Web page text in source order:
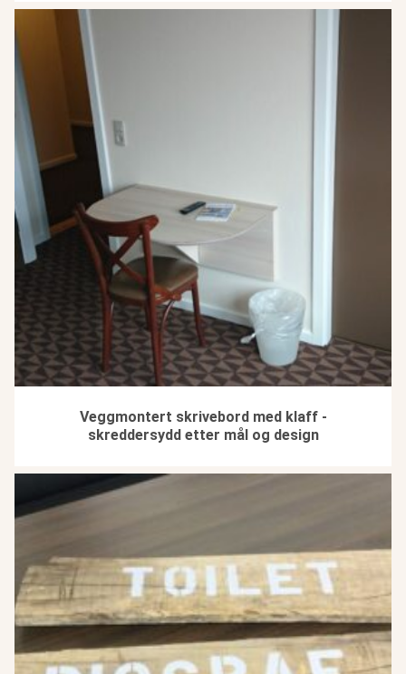
Veggmontert skrivebord med klaff -
skreddersydd etter mål og design